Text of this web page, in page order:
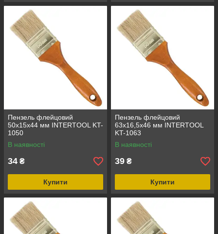
Пензель флейцовий
50x15x44 мм INTERTOOL KT-
1050
В наявності
34 ₴
Купити
Пензель флейцовий
63x16,5x46 мм INTERTOOL
KT-1063
В наявності
39 ₴
Купити